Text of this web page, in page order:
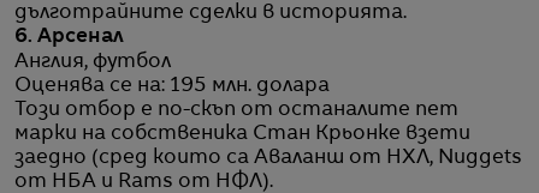
дълготрайните сделки в историята.
6. Арсенал
Англия, футбол
Оценява се на: 195 млн. долара
Този отбор е по-скъп от останалите пет
марки на собственика Стан Крьонке взети
заедно (сред които са Аваланш от НХЛ, Nuggets
от НБА и Rams от НФЛ).